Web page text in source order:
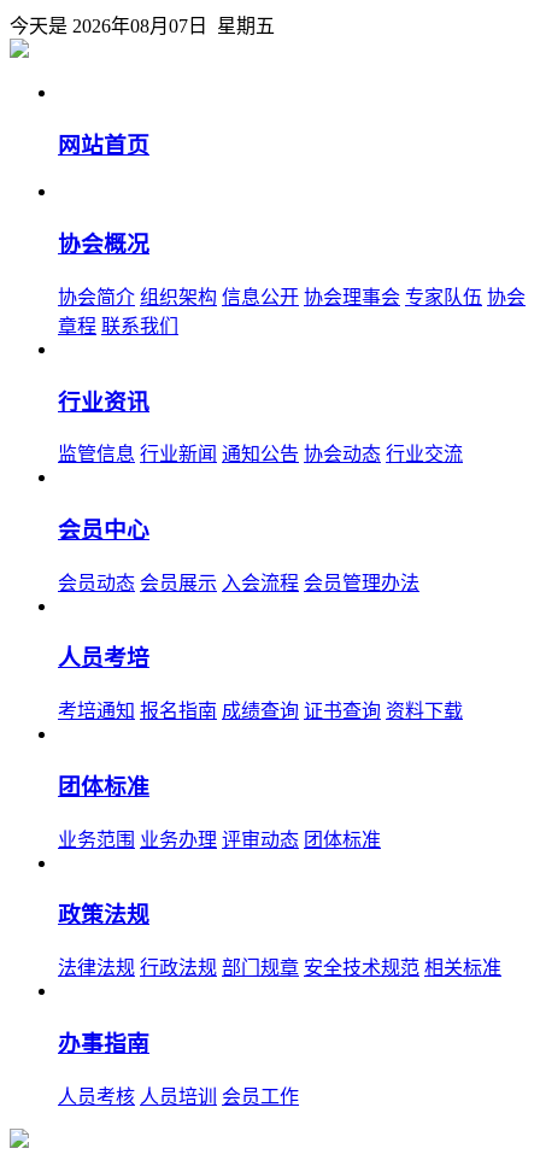
今天是 2026年08月07日 星期五
网站首页
协会概况
协会简介 组织架构 信息公开 协会理事会 专家队伍 协会
章程 联系我们
行业资讯
监管信息 行业新闻 通知公告 协会动态 行业交流
会员中心
会员动态 会员展示 入会流程 会员管理办法
人员考培
考培通知 报名指南 成绩查询 证书查询 资料下载
团体标准
业务范围 业务办理 评审动态 团体标准
政策法规
法律法规 行政法规 部门规章 安全技术规范 相关标准
办事指南
人员考核 人员培训 会员工作